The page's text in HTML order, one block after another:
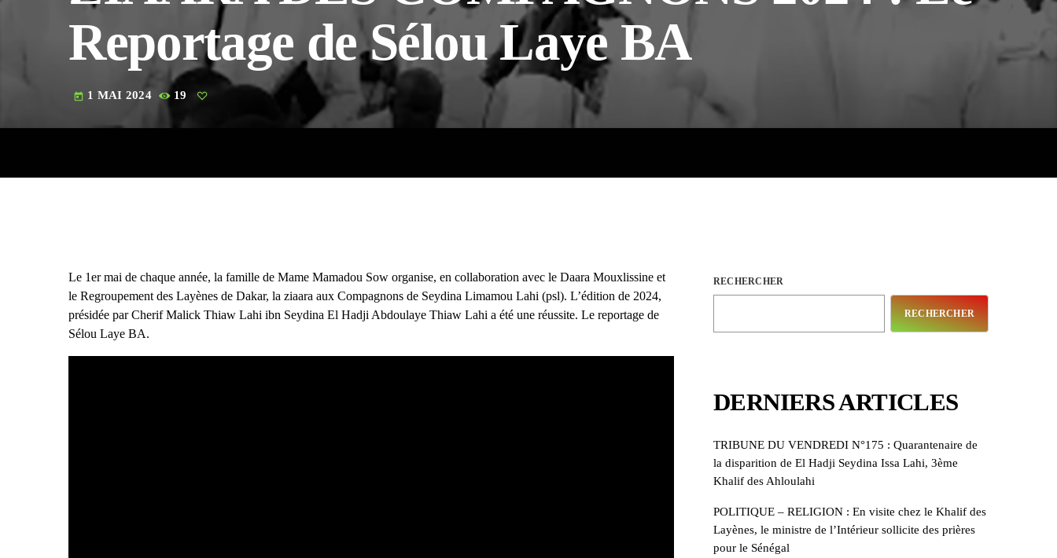
Reportage de Sélou Laye BA
today 1 MAI 2024 19
Le 1er mai de chaque année, la famille de Mame Mamadou Sow organise, en collaboration avec le Daara Mouxlissine et
le Regroupement des Layènes de Dakar, la ziaara aux Compagnons de Seydina Limamou Lahi (psl). L’édition de 2024,
présidée par Cherif Malick Thiaw Lahi ibn Seydina El Hadji Abdoulaye Thiaw Lahi a été une réussite. Le reportage de
Sélou Laye BA.
RECHERCHER
RECHERCHER
DERNIERS ARTICLES
TRIBUNE DU VENDREDI N°175 : Quarantenaire de
la disparition de El Hadji Seydina Issa Lahi, 3ème
Khalif des Ahloulahi
POLITIQUE – RELIGION : En visite chez le Khalif des
Layènes, le ministre de l’Intérieur sollicite des prières
pour le Sénégal